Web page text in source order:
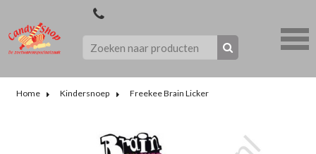
Home Kindersnoep Freekee Brain Licker